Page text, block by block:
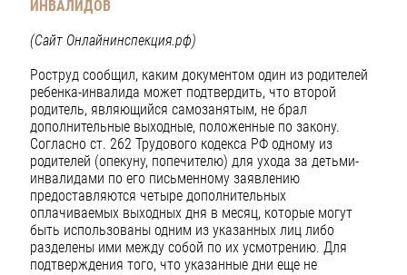
ИНВАЛИДОВ
(Сайт Онлайнинспекция.рф)
Роструд сообщил, каким документом один из родителей
ребенка-инвалида может подтвердить, что второй
родитель, являющийся самозанятым, не брал
дополнительные выходные, положенные по закону.
Согласно ст. 262 Трудового кодекса РФ одному из
родителей (опекуну, попечителю) для ухода за детьми-
инвалидами по его письменному заявлению
предоставляются четыре дополнительных
оплачиваемых выходных дня в месяц, которые могут
быть использованы одним из указанных лиц либо
разделены ими между собой по их усмотрению. Для
подтверждения того, что указанные дни еще не